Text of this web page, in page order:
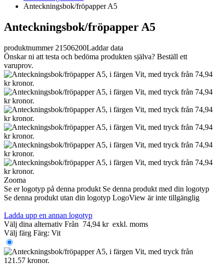
Anteckningsbok/fröpapper A5
Anteckningsbok/fröpapper A5
produktnummer 21506200Laddar data
Önskar ni att testa och bedöma produkten själva? Beställ ett
varuprov.
Zooma
Se er logotyp på denna produkt Se denna produkt med din logotyp
Se denna produkt utan din logotyp LogoView är inte tillgänglig
Ladda upp en annan logotyp
Välj dina alternativ Från 74,94 kr exkl. moms
Välj färg Färg: Vit